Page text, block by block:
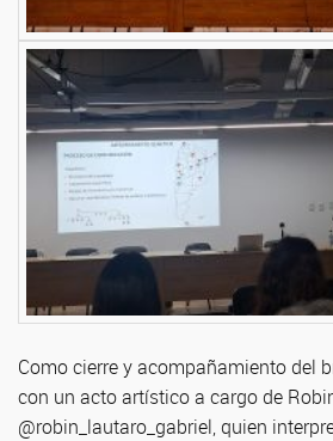
Como cierre y acompañamiento del
con un acto artístico a cargo de
@robin_lautaro_gabriel, quien